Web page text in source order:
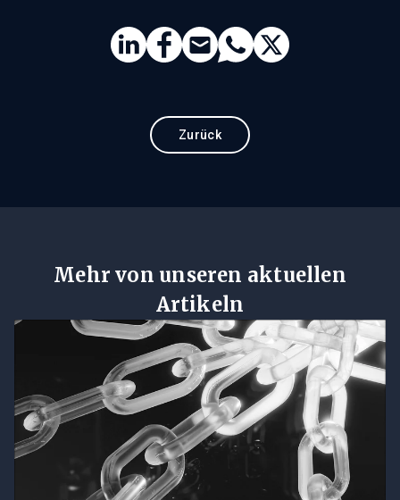
Zurück
Mehr von unseren aktuellen
Artikeln